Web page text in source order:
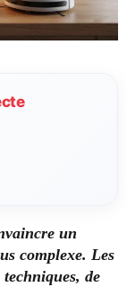
un
complexe. Les
de